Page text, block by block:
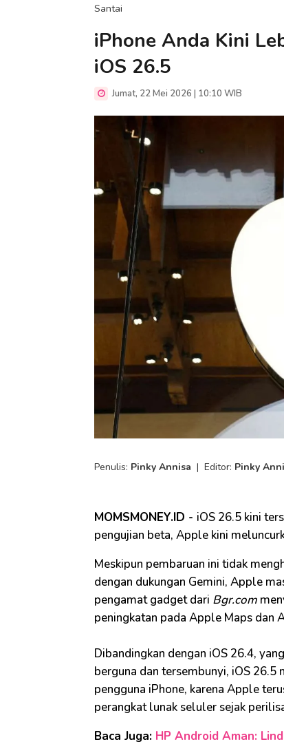
Santai
iPhone Anda Kini
iOS 26.5
Jumat, 22 Mei 2026 | 10:10 WIB
Penulis: Pinky Annisa | Editor: Pinky
MOMSMONEY.ID - iOS 26.5 kini
pengujian beta, Apple kini
Meskipun pembaruan ini tidak
dengan dukungan Gemini, Apple
pengamat gadget dari Bgr.com
peningkatan pada Apple Maps dan
Dibandingkan dengan iOS 26.4,
berguna dan tersembunyi, iOS
pengguna iPhone, karena Apple
perangkat lunak seluler sejak
Baca Juga: HP Android Aman: